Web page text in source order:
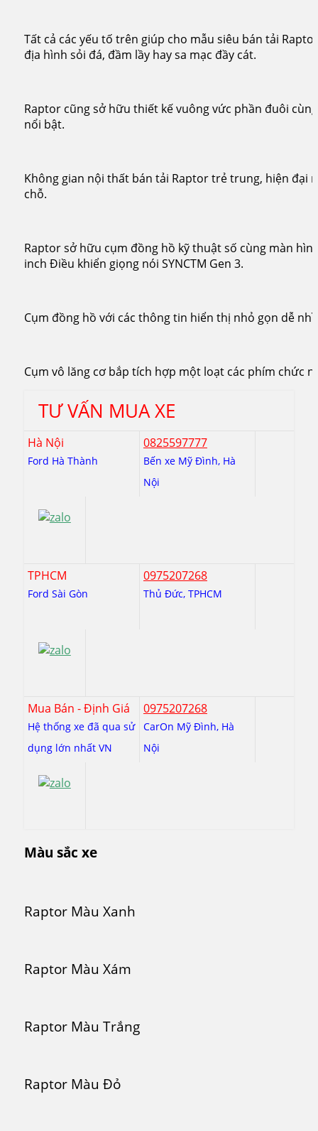
Tất cả các yếu tố trên giúp cho mẫu siêu bán tải
địa hình sỏi đá, đầm lầy hay sa mạc đầy cát.
Raptor cũng sở hữu thiết kế vuông vức phần đuôi
nổi bật.
Không gian nội thất bán tải Raptor trẻ trung, hiện đại
chỗ.
Raptor sở hữu cụm đồng hồ kỹ thuật số cùng màn
inch Điều khiển giọng nói SYNCTM Gen 3.
Cụm đồng hồ với các thông tin hiển thị nhỏ gọn dễ
Cụm vô lăng cơ bắp tích hợp một loạt các phím chức
TƯ VẤN MUA XE
Hà Nội
Ford Hà Thành
0825597777
Bến xe Mỹ Đình, Hà
Nội
TPHCM
Ford Sài Gòn
0975207268
Thủ Đức, TPHCM
Mua Bán - Định Giá
Hệ thống xe đã qua sử
dụng lớn nhất VN
0975207268
CarOn Mỹ Đình, Hà
Nội
Màu sắc xe
Raptor Màu Xanh
Raptor Màu Xám
Raptor Màu Trắng
Raptor Màu Đỏ